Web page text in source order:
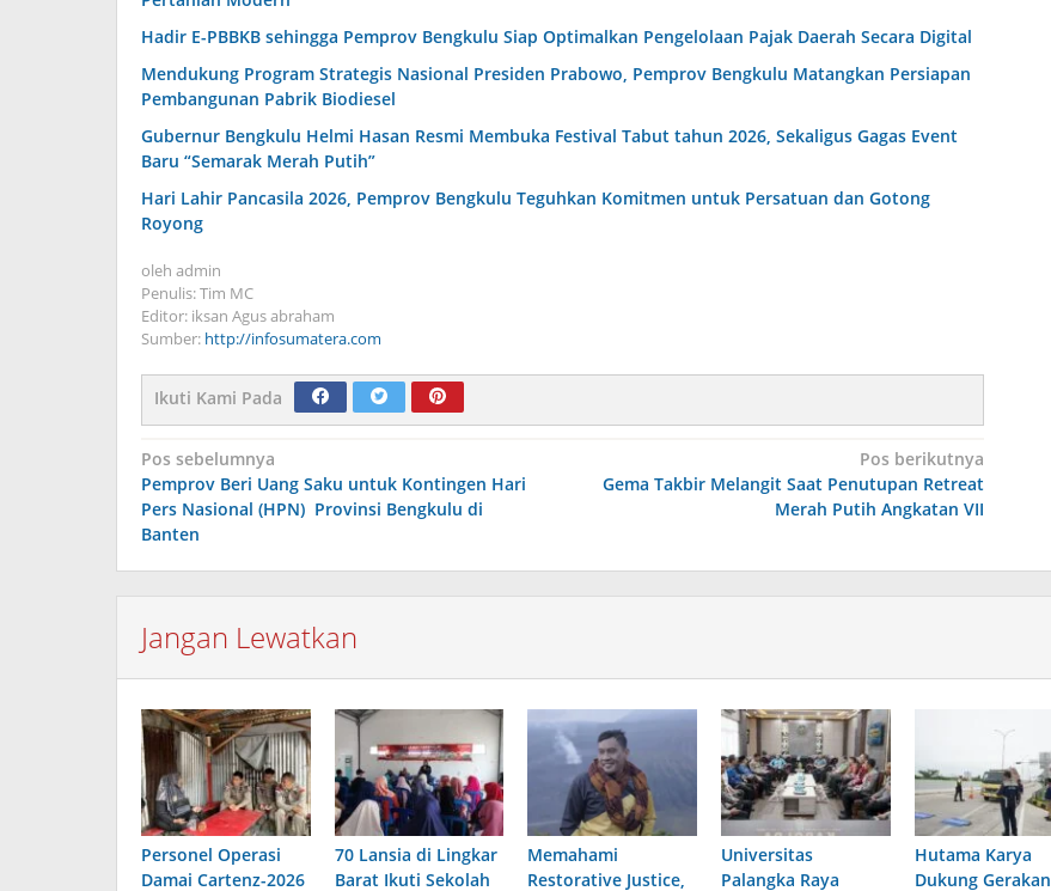
Hadir E-PBBKB sehingga Pemprov Bengkulu Siap Optimalkan Pengelolaan Pajak Daerah Secara Digital
Mendukung Program Strategis Nasional Presiden Prabowo, Pemprov Bengkulu Matangkan Persiapan
Pembangunan Pabrik Biodiesel
Gubernur Bengkulu Helmi Hasan Resmi Membuka Festival Tabut tahun 2026, Sekaligus Gagas Event
Baru “Semarak Merah Putih”
Hari Lahir Pancasila 2026, Pemprov Bengkulu Teguhkan Komitmen untuk Persatuan dan Gotong
Royong
oleh admin
Penulis: Tim MC
Editor: iksan Agus abraham
Sumber: http://infosumatera.com
Ikuti Kami Pada
Navigasi
pos
Pos sebelumnya
Pemprov Beri Uang Saku untuk Kontingen Hari
Pers Nasional (HPN) Provinsi Bengkulu di
Banten
Pos berikutnya
Gema Takbir Melangit Saat Penutupan Retreat
Merah Putih Angkatan VII
Jangan Lewatkan
Personel Operasi
Damai Cartenz-2026
70 Lansia di Lingkar
Barat Ikuti Sekolah
Memahami
Restorative Justice,
Universitas
Palangka Raya
Hutama Karya
Dukung Gerakan